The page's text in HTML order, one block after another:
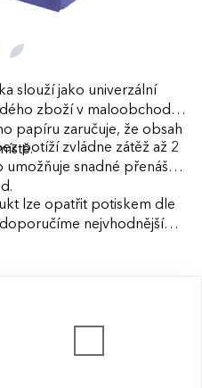
slouží jako univerzální
zboží v maloobchodě.
papíru zaručuje, že obsah
potíží zvládne zátěž až 2
snadné přenášení
lze opatřit potiskem dle
nejvhodnější
na design i váš rozpočet.